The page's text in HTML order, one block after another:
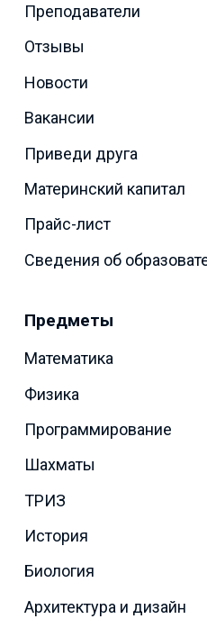
Преподаватели
Отзывы
Новости
Вакансии
Приведи друга
Материнский капитал
Прайс-лист
Сведения об
Предметы
Математика
Физика
Программирование
Шахматы
ТРИЗ
История
Биология
Архитектура и дизайн